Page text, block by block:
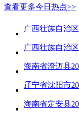
查看更多今日热点>>
海南省澄迈县
辽宁省沈阳市
海南省定安县